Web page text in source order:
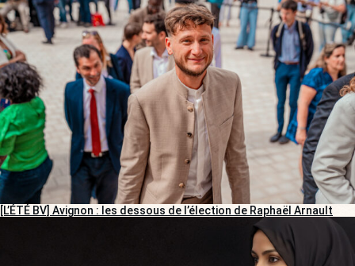
[L’ÉTÉ BV] Avignon : les dessous de l’élection de Raphaël Arnault